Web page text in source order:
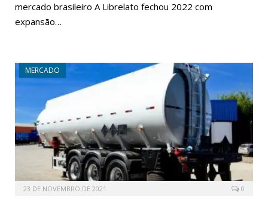
mercado brasileiro A Librelato fechou 2022 com
expansão…
MERCADO
23 DE NOVEMBRO DE 2021 0